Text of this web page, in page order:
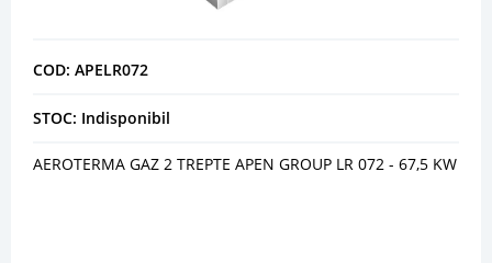
COD: APELR072
STOC: Indisponibil
AEROTERMA GAZ 2 TREPTE APEN GROUP LR 072 - 67,5 KW